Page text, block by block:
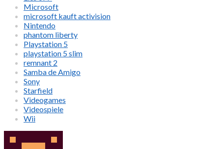
Microsoft
microsoft kauft activision
Nintendo
phantom liberty
Playstation 5
playstation 5 slim
remnant 2
Samba de Amigo
Sony
Starfield
Videogames
Videospiele
Wii